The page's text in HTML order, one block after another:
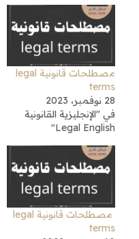
مصطلحات قانونية legal
terms
28 نوفمبر، 2023
في "الإنجليزية القانونية
Legal English"
مصطلحات قانونية legal
terms